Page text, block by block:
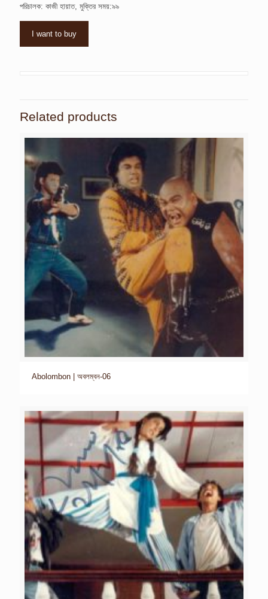
পরিচালক: কাজী হায়াত, মুক্তির সময়:৯৯
I want to buy
Related products
Abolombon | অবলম্বন-06